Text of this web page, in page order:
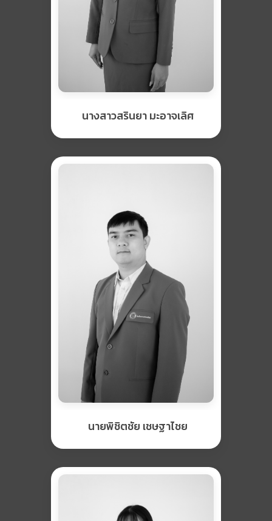
นางสาวสรินยา มะอาจเลิศ
นายพิชิตชัย เชษฐาไชย